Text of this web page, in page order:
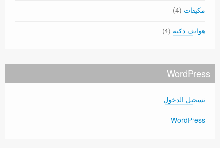
مكيفات (4)
هواتف ذكية (4)
WordPress
تسجيل الدخول
WordPress